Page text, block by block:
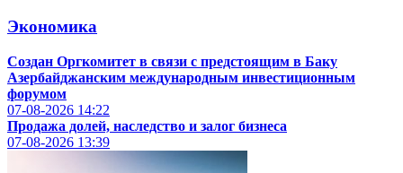
Экономика
Создан Оргкомитет в связи с предстоящим в Баку
Азербайджанским международным инвестиционным
форумом
07-08-2026 14:22
Продажа долей, наследство и залог бизнеса
07-08-2026 13:39